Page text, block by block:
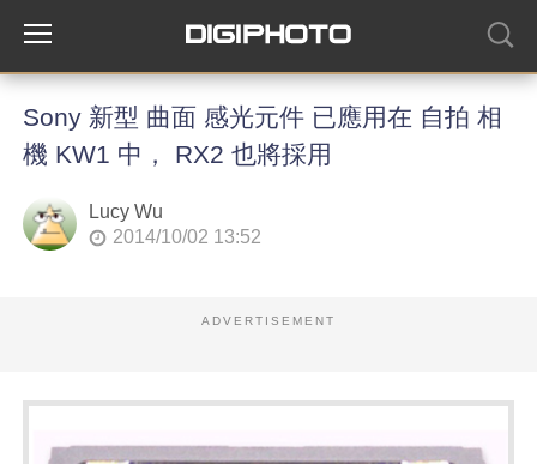
Sony 新型 曲面 感光元件 已應用在 自拍 相
機 KW1 中， RX2 也將採用
Lucy Wu
2014/10/02 13:52
ADVERTISEMENT